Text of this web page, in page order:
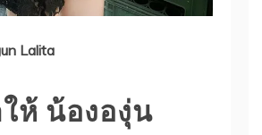
Lalita
ห้ น้ององุ่น